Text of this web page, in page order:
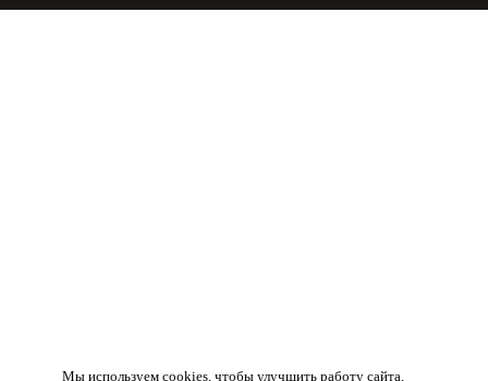
Мы используем cookies, чтобы улучшить работу сайта,